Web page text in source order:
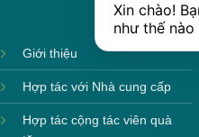
Giới thiệu
Hợp tác với Nhà cung cấp
Hợp tác cộng tác viên quà
Xin chào!
như thế nào